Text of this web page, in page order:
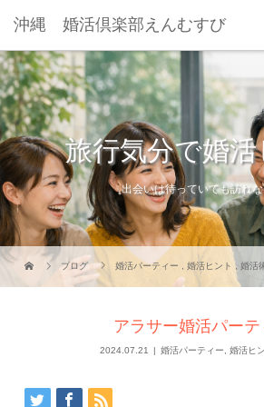
沖縄 婚活倶楽部えんむすび
旅行気分で婚
出会いは待っていても訪れ
ブログ 婚活パーティー ,婚活ヒント ,婚活
アラサー婚活パーテ
2024.07.21 婚活パーティー 婚活ヒ